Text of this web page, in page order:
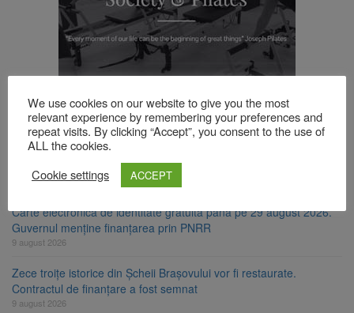
TOP ȘTIRI
Se schimbă regulile pentru capsulele de cafea și ambalajele de
unică folosință. Noul regulament UE se aplică din 12 august
9 august 2026
Carte electronică de identitate gratuită până pe 29 august 2026.
Guvernul menține finanțarea prin PNRR
9 august 2026
Zece troițe istorice din Șcheii Brașovului vor fi restaurate.
Contractul de finanțare a fost semnat
9 august 2026
We use cookies on our website to give you the most
relevant experience by remembering your preferences and
repeat visits. By clicking “Accept”, you consent to the use of
ALL the cookies.
Cookie settings
ACCEPT